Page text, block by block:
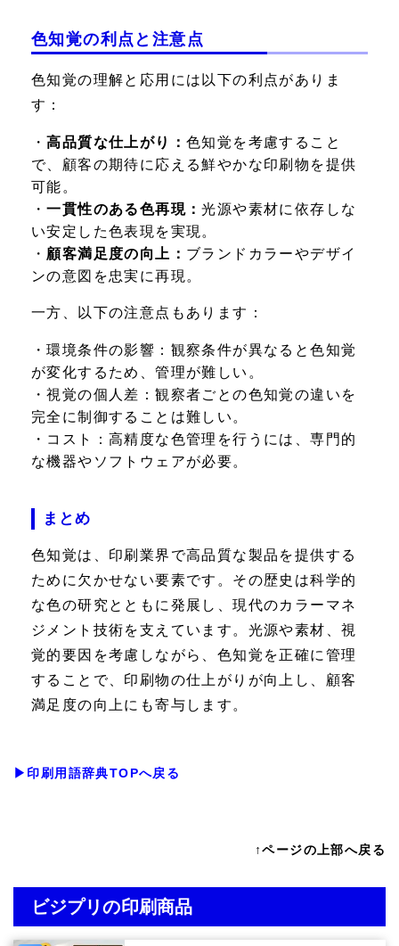
色知覚の利点と注意点
色知覚の理解と応用には以下の利点がありま
す：
・高品質な仕上がり：色知覚を考慮すること
で、顧客の期待に応える鮮やかな印刷物を提供
可能。
・一貫性のある色再現：光源や素材に依存しな
い安定した色表現を実現。
・ 顧客満足度の向上： ブランドカラーやデザイ
ンの意図を忠実に再現。
一方、以下の注意点もあります：
・環境条件の影響： 観察条件が異なると色知覚
が変化するため、管理が難しい。
・視覚の個人差：観察者ごとの色知覚の違いを
完全に制御することは難しい。
・ コスト：高精度な色管理を行うには、専門的
な機器やソフトウェアが必要。
まとめ
色知覚は、印刷業界で高品質な製品を提供する
ために欠かせない要素です。その歴史は科学的
な色の研究とともに発展し、現代のカラーマネ
ジメント技術を支えています。光源や素材、視
覚的要因を考慮しながら、色知覚を正確に管理
することで、印刷物の仕上がりが向上し、顧客
満足度の向上にも寄与します。
▶印刷用語辞典TOPへ戻る
↑ページの上部へ戻る
ビジプリの印刷商品